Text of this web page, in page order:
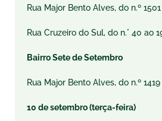
Rua Major Bento Alves, do n.º
Rua Cruzeiro do Sul, do n.° 40 ao
Bairro Sete de Setembro
Rua Major Bento Alves, do n.º 1419
10 de setembro (terça-feira)